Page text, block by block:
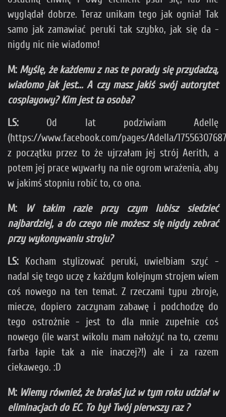
wyglądał dobrze. Teraz unikam tego jak ognia! Tak
samo jak zamawiać peruki tak szybko, jak się da -
nigdy nic nie wiadomo!
M: Myślę, że każdemu z nas te porady się przydadzą,
wiadomo jak jest... A czy masz jakiś swój autorytet
cosplayowy? Kim jest ta osoba?
LS: Od lat podziwiam Adellę
(https://www.facebook.com/pages/Adella/
z początku przez to że ujrzałam jej strój Aerith, a
potem jej prace wywarły na nie ogrom wrażenia, aby
w jakimś stopniu robić to, co ona.
M: W takim razie przy czym lubisz siedzieć
najbardziej, a do czego nie możesz się nigdy zebrać
przy wykonywaniu stroju?
LS: Kocham stylizować peruki, uwielbiam szyć -
nadal się tego uczę z każdym kolejnym strojem wiem
coś nowego na ten temat. Z rzeczami typu zbroje,
miecze, dopiero zaczynam zabawę i podchodzę do
tego ostrożnie - jest to dla mnie zupełnie coś
nowego (ile warst wikolu mam nałożyć na to, czemu
farba łapie tak a nie inaczej?!) ale i za razem
ciekawego. :D
M: Wiemy również, że brałaś już w tym roku udział w
eliminacjach do EC. To był Twój pierwszy raz ?